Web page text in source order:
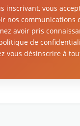
inscrivant, vous
nos communications
avoir pris
de
vous désinscrire à